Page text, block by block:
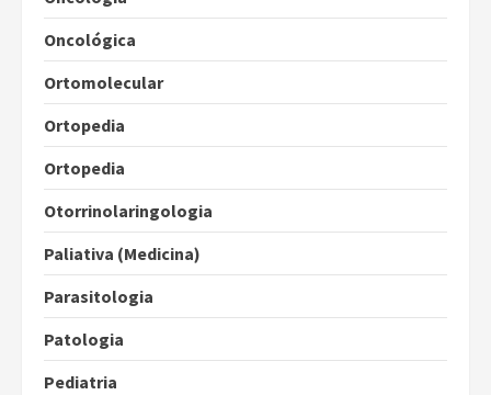
Oncológica
Ortomolecular
Ortopedia
Ortopedia
Otorrinolaringologia
Paliativa (Medicina)
Parasitologia
Patologia
Pediatria